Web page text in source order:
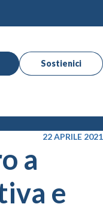
Sostienici
22 APRILE 2021
a
e